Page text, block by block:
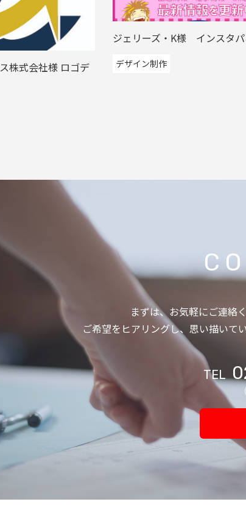
株式会社様 ロゴデ
ジェリーズ・K様 インスタ
デザイン制作
まずは、お気軽にご連絡
ご希望をヒアリングし、思い描いて
TEL